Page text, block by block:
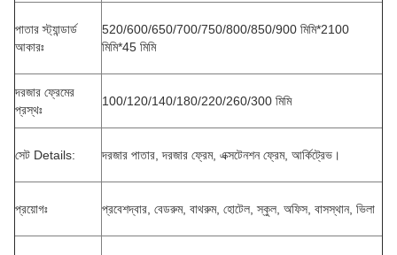
পাতার স্ট্যান্ডার্ড
আকারঃ
520/600/650/700/750/800/850/900 মিমি*2100
মিমি*45 মিমি
দরজার ফ্রেমের
প্রস্থঃ
100/120/140/180/220/260/300 মিমি
সেট Details: দরজার পাতার, দরজার ফ্রেম, এক্সটেনশন ফ্রেম, আর্কিট্রেভ।
প্রয়োগঃ প্রবেশদ্বার, বেডরুম, বাথরুম, হোটেল, স্কুল, অফিস, বাসস্থান, ভিলা